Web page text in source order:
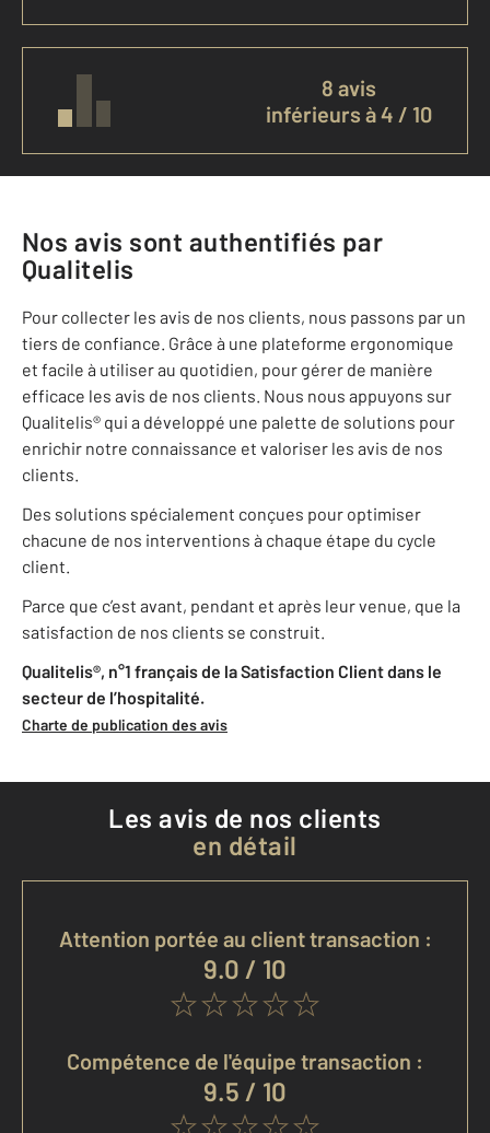
8 avis
inférieurs à 4 / 10
Nos avis sont authentifiés par
Qualitelis
Pour collecter les avis de nos clients, nous passons par un
tiers de confiance. Grâce à une plateforme ergonomique
et facile à utiliser au quotidien, pour gérer de manière
efficace les avis de nos clients. Nous nous appuyons sur
Qualitelis® qui a développé une palette de solutions pour
enrichir notre connaissance et valoriser les avis de nos
clients.
Des solutions spécialement conçues pour optimiser
chacune de nos interventions à chaque étape du cycle
client.
Parce que c’est avant, pendant et après leur venue, que la
satisfaction de nos clients se construit.
Qualitelis®, n°1 français de la Satisfaction Client dans le
secteur de l’hospitalité.
Charte de publication des avis
Les avis de nos clients
en détail
Attention portée au client transaction :
9.0 / 10
Compétence de l'équipe transaction :
9.5 / 10